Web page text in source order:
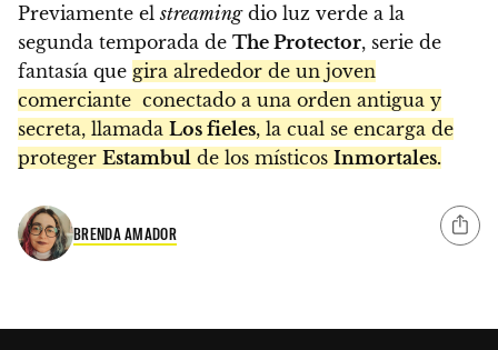
Previamente elstreamingdio luz verde a la
segunda temporada de The Protector, serie de
fantasía que gira alrededor de un joven
comerciante conectado a una orden antigua y
secreta, llamada Los fieles, la cual se encarga de
proteger Estambul de los místicos Inmortales.
BRENDA AMADOR